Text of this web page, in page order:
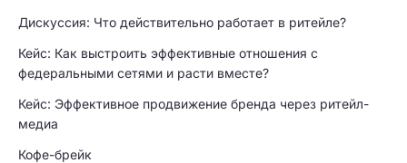
Дискуссия: Что действительно работает в ритейле?
Кейс: Как выстроить эффективные отношения с
федеральными сетями и расти вместе?
Кейс: Эффективное продвижение бренда через ритейл-
медиа
Кофе-брейк